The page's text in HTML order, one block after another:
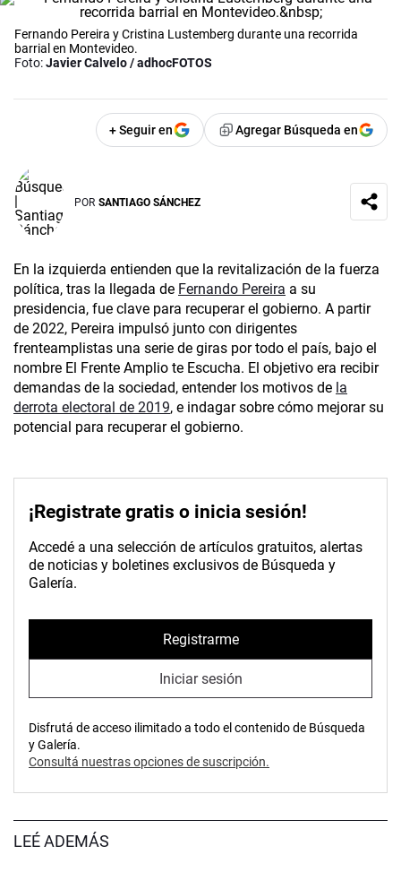
Fernando Pereira y Cristina Lustemberg durante una recorrida
barrial en Montevideo.
Foto:Javier Calvelo / adhocFOTOS
+ Seguir en Agregar Búsqueda en
POR SANTIAGO SÁNCHEZ
En la izquierda entienden que la revitalización de la fuerza
política, tras la llegada de Fernando Pereira a su
presidencia, fue clave para recuperar el gobierno. A partir
de 2022, Pereira impulsó junto con dirigentes
frenteamplistas una serie de giras por todo el país, bajo el
nombre El Frente Amplio te Escucha. El objetivo era recibir
demandas de la sociedad, entender los motivos de la
derrota electoral de 2019, e indagar sobre cómo mejorar su
potencial para recuperar el gobierno.
¡Registrate gratis o inicia sesión!
Accedé a una selección de artículos gratuitos, alertas
de noticias y boletines exclusivos de Búsqueda y
Galería.
Registrarme
Iniciar sesión
Disfrutá de acceso ilimitado a todo el contenido de Búsqueda
y Galería.
Consultá nuestras opciones de suscripción.
LEÉ ADEMÁS